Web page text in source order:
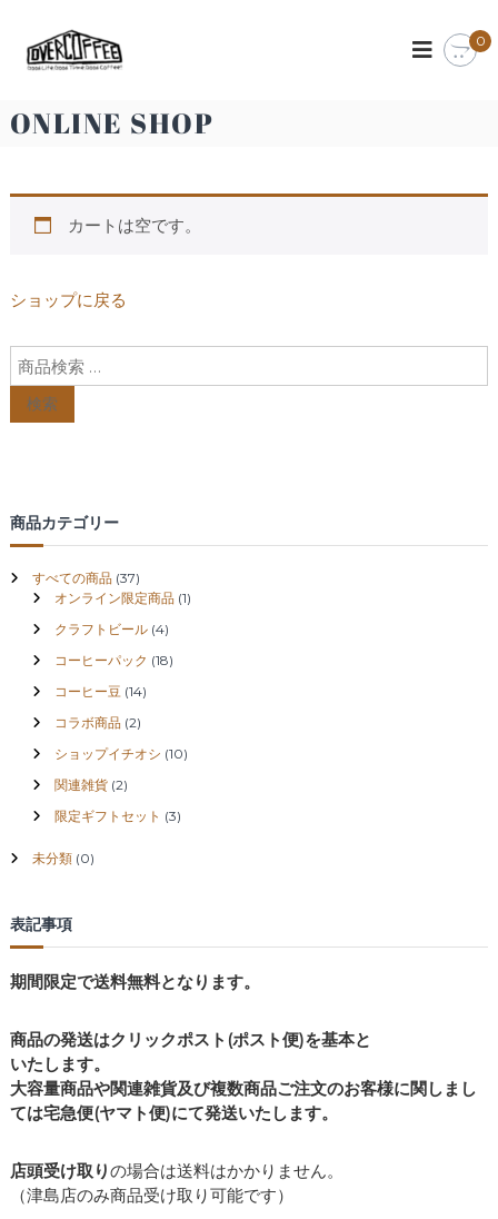
R
F
F
リ
テ
コ
ヒ
る
0
ONLINE SHOP
カートは空です。
ショップに戻る
検索
商品カテゴリー
すべての商品 (37)
オンライン限定商品 (1)
クラフトビール (4)
コーヒーパック (18)
コーヒー豆 (14)
コラボ商品 (2)
ショップイチオシ (10)
関連雑貨 (2)
限定ギフトセット (3)
未分類 (0)
表記事項
期間限定で送料無料となります。
商品の発送はクリックポスト(ポスト便)を基本と
いたします。
大容量商品や関連雑貨及び複数商品ご注文のお客様に関しまし
ては宅急便(ヤマト便)にて発送いたします。
店頭受け取りの場合は送料はかかりません。
（津島店のみ商品受け取り可能です）